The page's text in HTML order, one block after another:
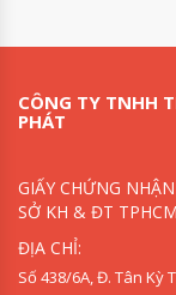
CÔNG TY TNHH
PHÁT
GIẤY CHỨNG
SỞ KH & ĐT
ĐỊA CHỈ:
Số 438/6A, Đ. Tân Kỳ